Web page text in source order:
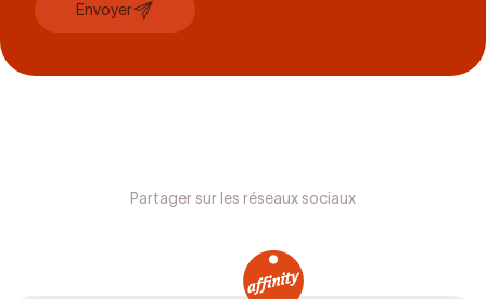
Envoyer
Partager sur les réseaux sociaux